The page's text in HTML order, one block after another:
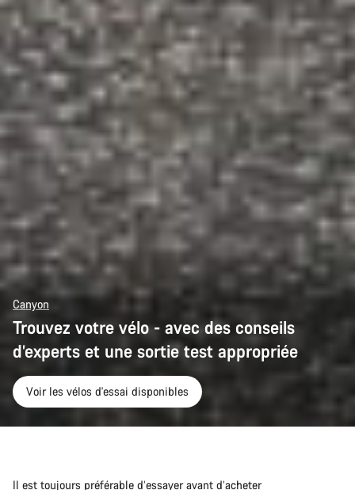
Canyon
Trouvez votre vélo - avec des conseils
d’experts et une sortie test appropriée
Voir les vélos d'essai disponibles
Il est toujours préférable d’essayer avant d’acheter